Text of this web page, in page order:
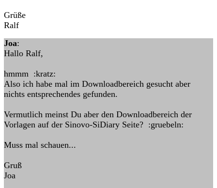
Grüße
Ralf
Joa:
Hallo Ralf,
hmmm :kratz:
Also ich habe mal im Downloadbereich gesucht aber
nichts entsprechendes gefunden.
Vermutlich meinst Du aber den Downloadbereich der
Vorlagen auf der Sinovo-SiDiary Seite? :gruebeln:
Muss mal schauen...
Gruß
Joa